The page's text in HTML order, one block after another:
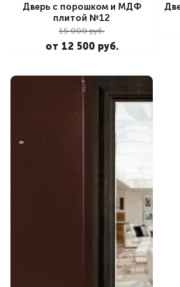
Дверь с порошком и МДФ
плитой №12
15 000 руб.
от 12 500 руб.